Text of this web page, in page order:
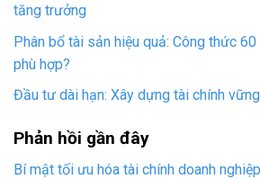
tăng trưởng
Phân bổ tài sản hiệu quả: Công thức
phù hợp?
Đầu tư dài hạn: Xây dựng tài chính
Phản hồi gần đây
Bí mật tối ưu hóa tài chính doanh